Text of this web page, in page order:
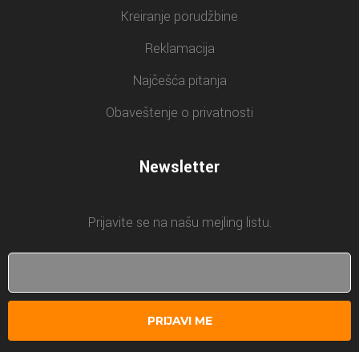
Kreiranje porudžbine
Reklamacija
Najčešća pitanja
Obaveštenje o privatnosti
Newsletter
Prijavite se na našu mejling listu.
PRIJAVI ME